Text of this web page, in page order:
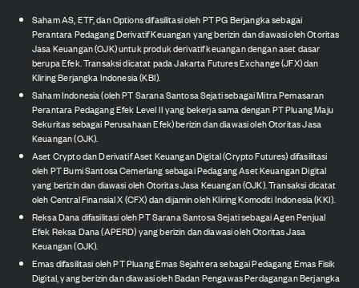
Saham AS, ETF, dan Options difasilitasi oleh PT PG Berjangka sebagai
Perantara Pedagang Derivatif Keuangan yang berizin dan diawasi oleh Otoritas
Jasa Keuangan (OJK) untuk produk derivatif keuangan dengan aset dasar
berupa Efek. Transaksi dicatat pada Jakarta Futures Exchange (JFX) dan
Kliring Berjangka Indonesia (KBI).
Saham Indonesia (oleh PT Sarana Santosa Sejati sebagai Mitra Pemasaran
Perantara Pedagang Efek Level II yang bekerja sama dengan PT Pluang Maju
Sekuritas sebagai Perusahaan Efek) berizin dan diawasi oleh Otoritas Jasa
Keuangan (OJK).
Aset Crypto dan Derivatif Aset Keuangan Digital (Crypto Futures) difasilitasi
oleh PT Bumi Santosa Cemerlang sebagai Pedagang Aset Keuangan Digital
yang berizin dan diawasi oleh Otoritas Jasa Keuangan (OJK). Transaksi dicatat
oleh Central Finansial X (CFX) dan dijamin oleh Kliring Komoditi Indonesia (KKI).
Reksa Dana difasilitasi oleh PT Sarana Santosa Sejati sebagai Agen Penjual
Efek Reksa Dana (APERD) yang berizin dan diawasi oleh Otoritas Jasa
Keuangan (OJK).
Emas difasilitasi oleh PT Pluang Emas Sejahtera sebagai Pedagang Emas Fisik
Digital, yang berizin dan diawasi oleh Badan Pengawas Perdagangan Berjangka